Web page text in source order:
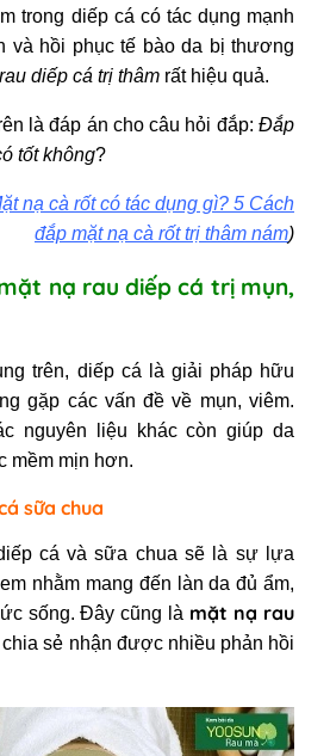
trong diếp cá có tác dụng mạnh
và hồi phục tế bào da bị thương
diếp cá trị thâm rất hiệu quả.
là đáp án cho câu hỏi đắp:Đắp
tốt không?
nạ cà rốt có tác dụng gì? 5 Cách
đắp mặt nạ cà rốt trị thâm nám)
nạ rau diếp cá trị mụn,
trên, diếp cá là giải pháp hữu
gặp các vấn đề về mụn, viêm.
nguyên liệu khác còn giúp da
mềm mịn hơn.
sữa chua
cá và sữa chua sẽ là sự lựa
nhằm mang đến làn da đủ ẩm,
sống. Đây cũng là mặt nạ rau
chia sẻ nhận được nhiều phản hồi